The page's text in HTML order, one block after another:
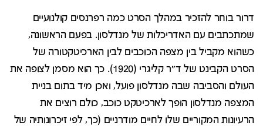
דרור בוחר להזכיר במהלך הסרט כמה רפרנסים קולנועיים
שמתכתבים עם האדריכלות של מנדלסון. בפעם הראשונה,
כשהוא מקביל בין מצפה הכוכבים לבין הארכיטקטורה של
הסרט הקבינט של ד"ר קליגרי (1920). כך הוא מסמן לצופה את
העולם והסביבה שבה מנדלסון פועל, ואכן מיד בתום בניית
המצפה מנדלסון הופך לארכיטקט כוכב, כולם רוצים את
הרעיונות המקוריים שלו לחיים מודרניים (כך, לפי זיכרונותיה של